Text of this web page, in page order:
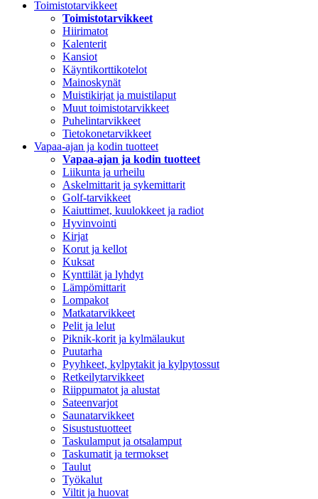
Toimistotarvikkeet
Toimistotarvikkeet
Hiirimatot
Kalenterit
Kansiot
Käyntikorttikotelot
Mainoskynät
Muistikirjat ja muistilaput
Muut toimistotarvikkeet
Puhelintarvikkeet
Tietokonetarvikkeet
Vapaa-ajan ja kodin tuotteet
Vapaa-ajan ja kodin tuotteet
Liikunta ja urheilu
Askelmittarit ja sykemittarit
Golf-tarvikkeet
Kaiuttimet, kuulokkeet ja radiot
Hyvinvointi
Kirjat
Korut ja kellot
Kuksat
Kynttilät ja lyhdyt
Lämpömittarit
Lompakot
Matkatarvikkeet
Pelit ja lelut
Piknik-korit ja kylmälaukut
Puutarha
Pyyhkeet, kylpytakit ja kylpytossut
Retkeilytarvikkeet
Riippumatot ja alustat
Sateenvarjot
Saunatarvikkeet
Sisustustuotteet
Taskulamput ja otsalamput
Taskumatit ja termokset
Taulut
Työkalut
Viltit ja huovat